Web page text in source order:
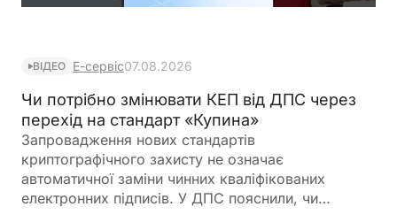
ВІДЕО Е-сервіс07.08.2026
Чи потрібно змінювати КЕП від ДПС через
перехід на стандарт «Купина»
Запровадження нових стандартів
криптографічного захисту не означає
автоматичної заміни чинних кваліфікованих
електронних підписів. У ДПС пояснили, чи